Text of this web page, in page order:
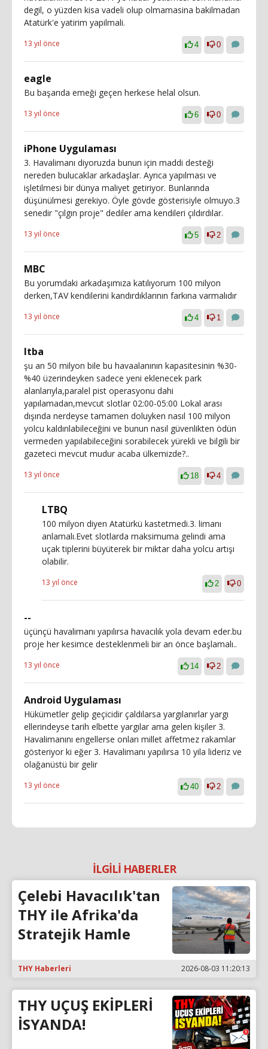
degil, o yüzden kisa vadeli olup olmamasina bakilmadan
Atatürk'e yatirim yapilmali.
13 yıl önce 4 0
eagle
Bu başarıda emeği geçen herkese helal olsun.
13 yıl önce 6 0
iPhone Uygulaması
3. Havalimanı diyoruzda bunun için maddi desteği
nereden bulucaklar arkadaşlar. Ayrıca yapılması ve
işletilmesi bir dünya maliyet getiriyor. Bunlarında
düşünülmesi gerekiyo. Öyle gövde gösterisiyle olmuyo.3
senedir "çılgın proje" dediler ama kendileri çıldırdılar.
13 yıl önce 5 2
MBC
Bu yorumdaki arkadaşımıza katılıyorum 100 milyon
derken,TAV kendilerini kandırdıklarının farkına varmalıdır
13 yıl önce 4 1
ltba
şu an 50 milyon bile bu havaalanının kapasitesinin %30-
%40 üzerindeyken sadece yeni eklenecek park
alanlarıyla,paralel pist operasyonu dahi
yapılamadan,mevcut slotlar 02:00-05:00 Lokal arası
dışında nerdeyse tamamen doluyken nasıl 100 milyon
yolcu kaldırılabileceğini ve bunun nasıl güvenlikten ödün
vermeden yapılabileceğini sorabilecek yürekli ve bilgili bir
gazeteci mevcut mudur acaba ülkemizde?..
13 yıl önce 18 4
LTBQ
100 milyon diyen Atatürkü kastetmedi.3. limanı
anlamalı.Evet slotlarda maksimuma gelindi ama
uçak tiplerini büyüterek bir miktar daha yolcu artışı
olabilir.
13 yıl önce 2 0
--
üçünçü havalimanı yapılırsa havacılık yola devam eder.bu
proje her kesimce desteklenmeli bir an önce başlamalı..
13 yıl önce 14 2
Android Uygulaması
Hükümetler gelip geçicidir çaldılarsa yargılanırlar yargı
ellerindeyse tarih elbette yargılar ama gelen kişiler 3.
Havalimanını engellerse onları millet affetmez rakamlar
gösteriyor ki eğer 3. Havalimanı yapılırsa 10 yila lideriz ve
olağanüstü bir gelir
13 yıl önce 40 2
İLGİLİ HABERLER
Çelebi Havacılık'tan
THY ile Afrika'da
Stratejik Hamle
THY Haberleri 2026-08-03 11:20:13
THY UÇUŞ EKİPLERİ
İSYANDA!